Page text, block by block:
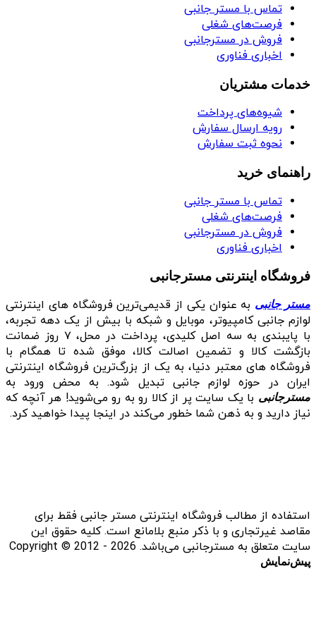
تماس با مستر جانبی
فرصت‌های شغلی
فروش در مسترجانبی
اخباری فناوری
خدمات مشتریان
شیوه‌های پرداخت
رویه ارسال سفارش
نحوه ثبت سفارش
راهنمای خرید
تماس با مستر جانبی
فرصت‌های شغلی
فروش در مسترجانبی
اخباری فناوری
فروشگاه اینترنتی مسترجانبی
مستر جانبی به عنوان یکی از قدیمی‌ترین فروشگاه های اینترنتی
لوازم جانبی کامپیوتر، موبایل و شبکه با بیش از یک دهه تجربه،
با پایبندی به سه اصل کلیدی، پرداخت در محل، ۷ روز ضمانت
بازگشت کالا و تضمین اصالت کالا، موفق شده تا همگام با
فروشگاه‌ های معتبر دنیا، به یک از بزرگ‌ترین فروشگاه اینترنتی
ایران در حوزه لوازم جانبی تبدیل شود. به محض ورود به
مسترجانبی با یک سایت پر از کالا رو به رو می‌شوید! هر آنچه که
نیاز دارید و به ذهن شما خطور می‌کند در اینجا پیدا خواهید کرد.
استفاده از مطالب فروشگاه اینترنتی مستر جانبی فقط برای
مقاصد غیرتجاری و با ذکر منبع بلامانع است. کلیه حقوق این
سایت متعلق به مسترجانبی می‌باشد. Copyright © 2012 - 2026
پیش‌نمایش